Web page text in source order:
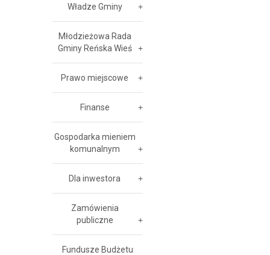
Władze Gminy
Młodzieżowa Rada
Gminy Reńska Wieś
Prawo miejscowe
Finanse
Gospodarka mieniem
komunalnym
Dla inwestora
Zamówienia
publiczne
Fundusze Budżetu